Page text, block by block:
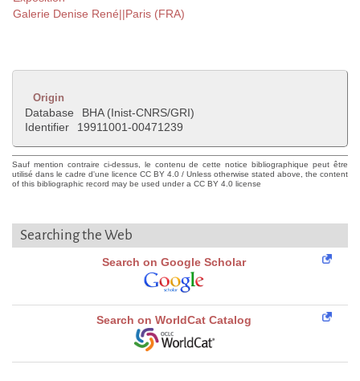
Galerie Denise René||Paris (FRA)
Origin
Database
BHA (Inist-CNRS/GRI)
Identifier
19911001-00471239
Sauf mention contraire ci-dessus, le contenu de cette notice bibliographique peut être
utilisé dans le cadre d'une licence CC BY 4.0 / Unless otherwise stated above, the content
of this bibliographic record may be used under a CC BY 4.0 license
Searching the Web
Search on Google Scholar
Search on WorldCat Catalog